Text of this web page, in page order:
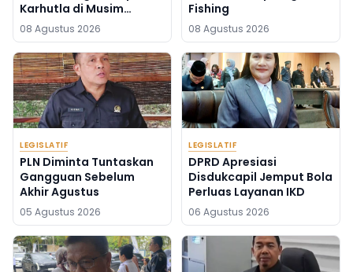
Karhutla di Musim
Kemarau
08 Agustus 2026
Fishing
08 Agustus 2026
LEGISLATIF
PLN Diminta Tuntaskan
Gangguan Sebelum
Akhir Agustus
05 Agustus 2026
LEGISLATIF
DPRD Apresiasi
Disdukcapil Jemput Bola
Perluas Layanan IKD
06 Agustus 2026